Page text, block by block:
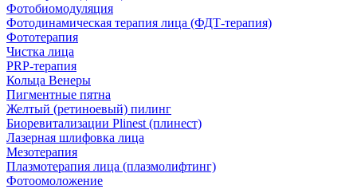
Фотобиомодуляция
Фотодинамическая терапия лица (ФДТ-терапия)
Фототерапия
Чистка лица
PRP-терапия
Кольца Венеры
Пигментные пятна
Желтый (ретиноевый) пилинг
Биоревитализации Plinest (плинест)
Лазерная шлифовка лица
Мезотерапия
Плазмотерапия лица (плазмолифтинг)
Фотоомоложение